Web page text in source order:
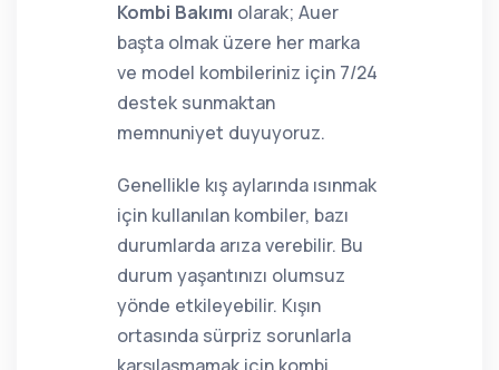
Kombi Bakımı olarak; Auer
başta olmak üzere her marka
ve model kombileriniz için 7/24
destek sunmaktan
memnuniyet duyuyoruz.
Genellikle kış aylarında ısınmak
için kullanılan kombiler, bazı
durumlarda arıza verebilir. Bu
durum yaşantınızı olumsuz
yönde etkileyebilir. Kışın
ortasında sürpriz sorunlarla